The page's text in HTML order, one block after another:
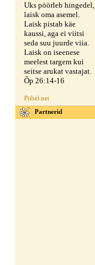
Uks pöörleb hingedel,
laisk oma asemel.
Laisk pistab käe
kaussi, aga ei viitsi
seda suu juurde viia.
Laisk on iseenese
meelest targem kui
seitse arukat vastajat.
Õp 26:14-16
Piibel.net
Partnerid